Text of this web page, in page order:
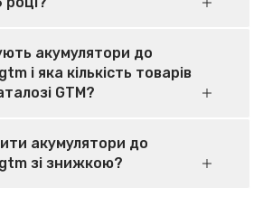
акумулятори до
і яка кількість товарів
GTM?
акумулятори до
зі знижкою?